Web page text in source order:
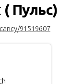
Пульс)
91519607